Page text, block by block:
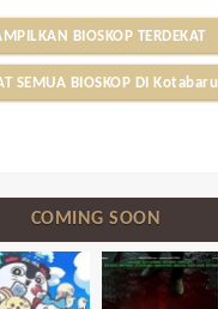
BIOSKOP TERDEKAT
SEMUA BIOSKOP DI Kotabaru
COMING SOON